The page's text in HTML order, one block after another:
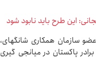
این طرح باید نابود شود
سازمان همکاری شانگهای،
پاکستان در میانجی گیری